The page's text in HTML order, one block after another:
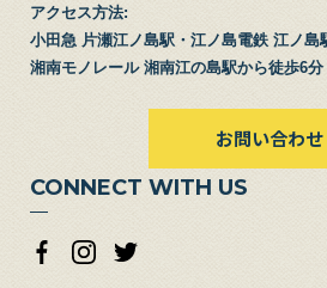
アクセス方法:
小田急 片瀬江ノ島駅・江ノ島電鉄 江ノ島
湘南モノレール 湘南江の島駅から徒歩6分
お問い合わせ
CONNECT WITH US